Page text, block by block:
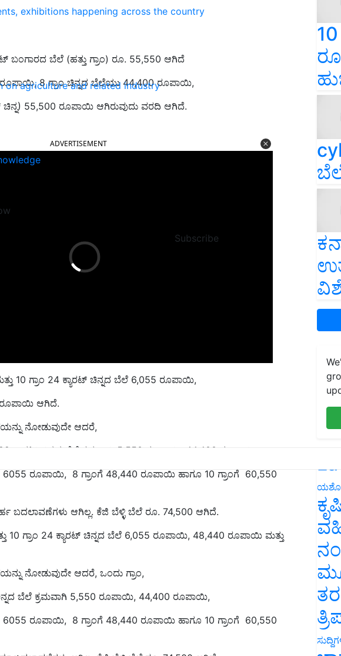
exhibitions happening across the country
on agriculture and related industry
Subscribe
ಬಂಗಾರದ ಬೆಲೆ (ಹತ್ತು ಗ್ರಾಂ) ರೂ. 55,550 ಆಗಿದೆ
8 ಗ್ರಾಂ ಚಿನ್ನದ ಬೆಲೆಯು 44,400 ರೂಪಾಯಿ,
ಚಿನ್ನ) 55,500 ರೂಪಾಯಿ ಆಗಿರುವುದು ವರದಿ ಆಗಿದೆ.
10 ಗ್ರಾಂ 24 ಕ್ಯಾರಟ್ ಚಿನ್ನದ ಬೆಲೆ 6,055 ರೂಪಾಯಿ,
ಆಗಿದೆ.
ನೋಡುವುದೇ ಆದರೆ,
22 ಕ್ಯಾರಟ್ ಚಿನ್ನದ ಬೆಲೆ ಕ್ರಮವಾಗಿ 5,550 ರೂಪಾಯಿ, 44,400 ರೂಪಾಯಿ,
ರೂಪಾಯಿ, 8 ಗ್ರಾಂಗೆ 48,440 ರೂಪಾಯಿ ಹಾಗೂ 10 ಗ್ರಾಂಗೆ 60,550
10 ಗ್ರಾಂ 24 ಕ್ಯಾರಟ್ ಚಿನ್ನದ ಬೆಲೆ 6,055 ರೂಪಾಯಿ, 48,440 ರೂಪಾಯಿ ಮತ್ತು
ಚಿನ್ನದ ಬೆಲೆ ಕ್ರಮವಾಗಿ 5,550 ರೂಪಾಯಿ, 44,400 ರೂಪಾಯಿ,
ರೂಪಾಯಿ, 8 ಗ್ರಾಂಗೆ 48,440 ರೂಪಾಯಿ ಹಾಗೂ 10 ಗ್ರಾಂಗೆ 60,550